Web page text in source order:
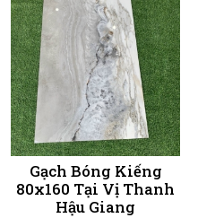
Gạch Bóng Kiếng
80x160 Tại Vị Thanh
Hậu Giang